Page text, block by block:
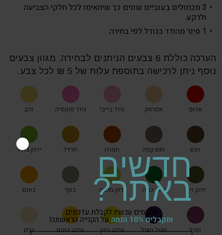
3 מכחולים בעוביים שונים כך שיתאימו לכל חלקי הצביעה
ולרקע.
1 סינר מהודר בגודל לפי בחירה.
הערכה כוללת 6 צבעים הניתנים לבחירה. מגוון צבעים
נוסף ניתן לרכישה בתוספת עלות של 5 ₪ לכל צבע.
אדום אפרסק ורוד בייבי ורוד פוקסיה זהב
חום חום קפה חמרה חרדל ירוק בהיר
ירוק זית ירוק כהה ירוק מנטה כסף כתום
סגול סגול חציל צהוב חזק צהוב כתום קרם
חדשים
באתר?
נרשמים עכשיו לקבלת עדכונים
ומקבלים 10% הנחה על הקנייה הראשונה!